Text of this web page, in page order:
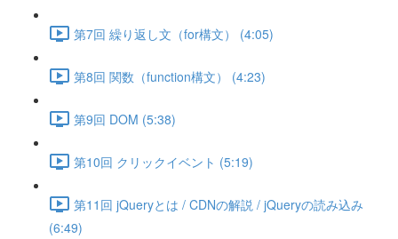
第7回 繰り返し文（for構文） (4:05)
第8回 関数（function構文） (4:23)
第9回 DOM (5:38)
第10回 クリックイベント (5:19)
第11回 jQueryとは / CDNの解説 / jQueryの読み込み
(6:49)